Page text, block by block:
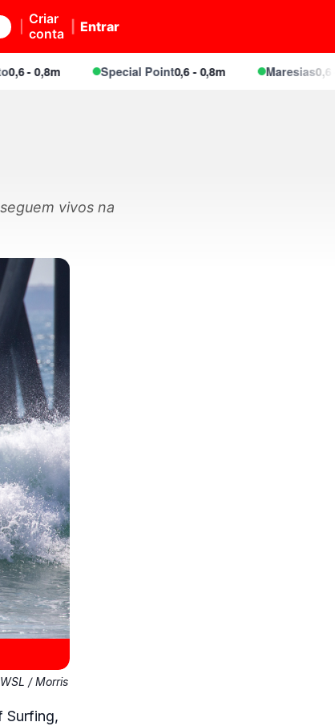
Criar
conta
Entrar
Special Point0,6 - 0,8m Maresias0,6 - 0,8m
vivos na
WSL / Morris
Surfing,